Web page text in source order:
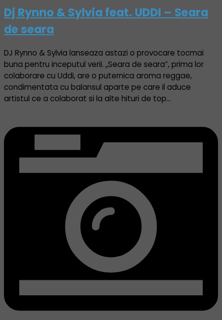
Dj Rynno & Sylvia feat. UDDI – Seara
de seara
DJ Rynno & Sylvia lanseaza astazi o provocare tocmai
buna pentru inceputul verii. „Seara de seara”, prima lor
colaborare cu Uddi, are o puternica aroma reggae,
condimentata cu balansul aparte pe care il aduce
artistul ce a colaborat si la alte hituri de top…